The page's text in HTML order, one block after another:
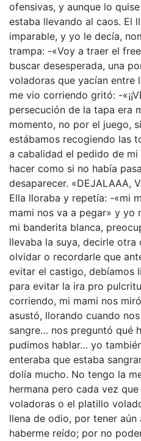
ofensivas, y aunque lo
estaba llevando al caos. El
imparable, y yo le decía,
trampa: -«Voy a traer el
buscar desesperada, una
voladoras que yacían entre
me vio corriendo gritó: -
persecución de la tapa era
momento, no por el juego,
estábamos recogiendo las
a cabalidad el pedido de
hacer como si no había
desaparecer. «DEJALAAA,
Ella lloraba y repetía: -«mi
mami nos va a pegar» y yo
mi banderita blanca,
llevaba la suya, decirle otra
olvidar o recordarle que
evitar el castigo, debíamos
para evitar la ira pro
corriendo, mi mami nos
asustó, llorando cuando
sangre… nos preguntó qué
pudimos hablar… yo
enteraba que estaba
dolía mucho. No tengo la
hermana pero cada vez
voladoras o el platillo
llena de odio, por tener
haberme reído; por no